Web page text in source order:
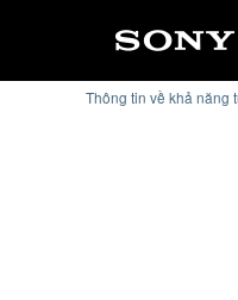
Thông tin về khả năng